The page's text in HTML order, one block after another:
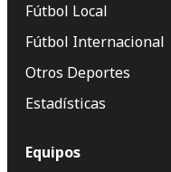
Fútbol Local
Fútbol Internacional
Otros Deportes
Estadísticas
Equipos